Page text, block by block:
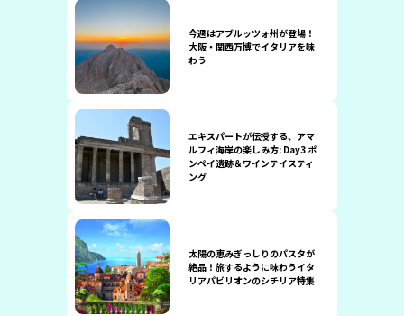
今週はアブルッツォ州が登場！
大阪・関西万博でイタリアを味
わう
エキスパートが伝授する、アマ
ルフィ海岸の楽しみ方: Day3 ポ
ンペイ遺跡＆ワインテイスティ
ング
太陽の恵みぎっしりのパスタが
絶品！旅するように味わうイタ
リアパビリオンのシチリア特集